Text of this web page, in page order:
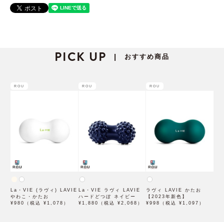
PICK UP | おすすめ商品
ROU
La・VIE (ラヴィ) LAVIE
やわこ・かたお
¥980（税込 ¥1,078）
ROU
La・VIE ラヴィ LAVIE
ハードどつぼ ネイビー
¥1,880（税込 ¥2,068）
ROU
ラヴィ LAVIE かたお
【2023年新色】
¥998（税込 ¥1,097）